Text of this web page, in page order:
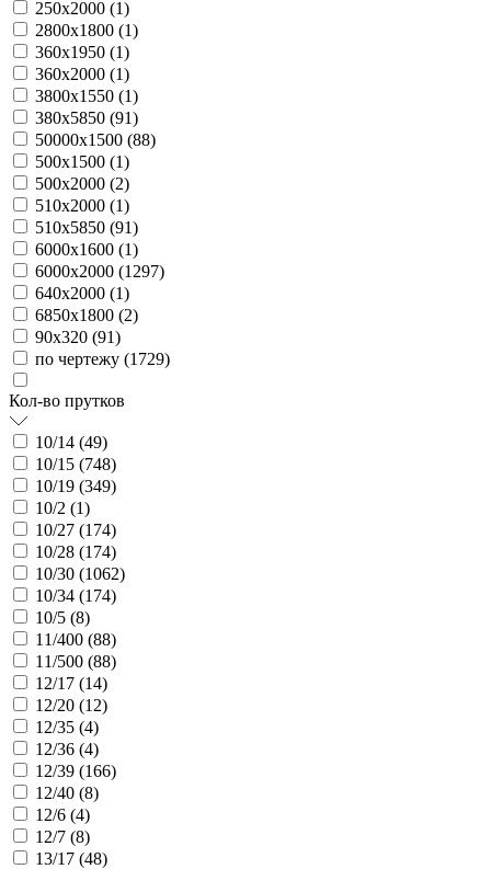
250х2000 (1)
2800х1800 (1)
360х1950 (1)
360х2000 (1)
3800х1550 (1)
380х5850 (91)
50000х1500 (88)
500х1500 (1)
500х2000 (2)
510х2000 (1)
510х5850 (91)
6000х1600 (1)
6000х2000 (1297)
640х2000 (1)
6850х1800 (2)
90х320 (91)
по чертежу (1729)
Кол-во прутков
10/14 (49)
10/15 (748)
10/19 (349)
10/2 (1)
10/27 (174)
10/28 (174)
10/30 (1062)
10/34 (174)
10/5 (8)
11/400 (88)
11/500 (88)
12/17 (14)
12/20 (12)
12/35 (4)
12/36 (4)
12/39 (166)
12/40 (8)
12/6 (4)
12/7 (8)
13/17 (48)